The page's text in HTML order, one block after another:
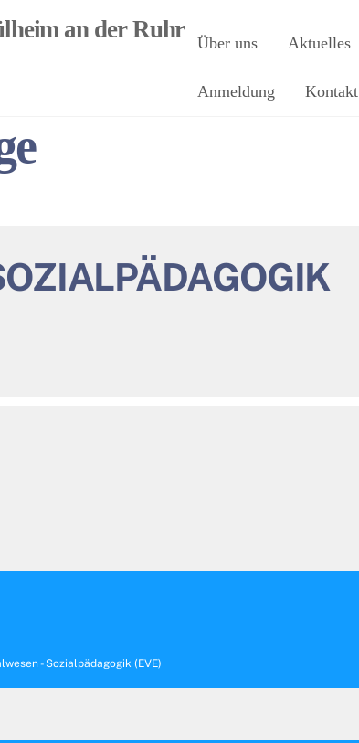
Über uns Aktuelles
Anmeldung Kontakt
- Sozialpädagogik (EVE)